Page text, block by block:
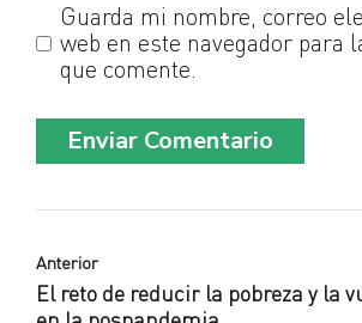
Guarda mi nombre, correo
web en este navegador para
que comente.
Enviar Comentario
Anterior
El reto de reducir la pobreza y la